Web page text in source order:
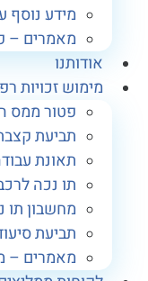
מידע נוסף על
מאמרים – פטור
זכויות רפואיות
פטור ממס הכנסה
תביעת קצבת נכות
תאונת עבודה
תו נכה לרכב
מחשבון תו נכה
תביעת סיעודי
מאמרים – מימוש